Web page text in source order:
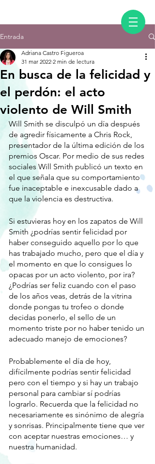
Entrada
En busca de la felicidad y
el perdón: el acto
violento de Will Smith
Adriana Castro Figueroa
31 mar 2022 2 min de lectura
Will Smith se disculpó un día después
de agredir físicamente a Chris Rock,
presentador de la última edición de los
premios Oscar. Por medio de sus redes
sociales Will Smith publicó un texto en
el que señala que su comportamiento
fue inaceptable e inexcusable dado a
que la violencia es destructiva.
Si estuvieras hoy en los zapatos de Will
Smith ¿podrías sentir felicidad por
haber conseguido aquello por lo que
has trabajado mucho, pero que el día y
el momento en que lo consigues lo
opacas por un acto violento, por ira?
¿Podrías ser feliz cuando con el paso
de los años veas, detrás de la vitrina
donde pongas tu trofeo o donde
decidas ponerlo, el sello de un
momento triste por no haber tenido un
adecuado manejo de emociones?
Probablemente el día de hoy,
difícilmente podrías sentir felicidad
pero con el tiempo y si hay un trabajo
personal para cambiar sí podrías
lograrlo. Recuerda que la felicidad no
necesariamente es sinónimo de alegría
y sonrisas. Principalmente tiene que ver
con aceptar nuestras emociones… y
nuestra humanidad.